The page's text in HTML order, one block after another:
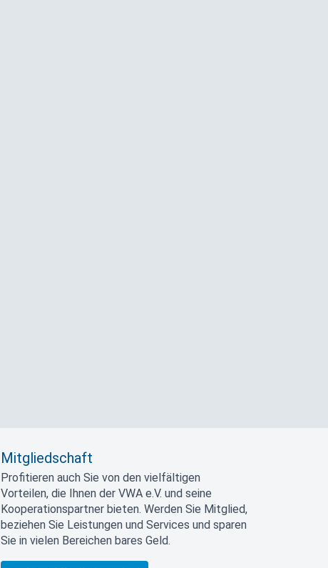
Mitgliedschaft
Profitieren auch Sie von den vielfältigen
Vorteilen, die Ihnen der VWA e.V. und seine
Kooperationspartner bieten. Werden Sie Mitglied,
beziehen Sie Leistungen und Services und sparen
Sie in vielen Bereichen bares Geld.